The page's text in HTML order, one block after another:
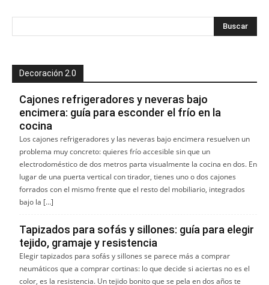
Decoración 2.0
Cajones refrigeradores y neveras bajo
encimera: guía para esconder el frío en la
cocina
Los cajones refrigeradores y las neveras bajo encimera resuelven un
problema muy concreto: quieres frío accesible sin que un
electrodoméstico de dos metros parta visualmente la cocina en dos. En
lugar de una puerta vertical con tirador, tienes uno o dos cajones
forrados con el mismo frente que el resto del mobiliario, integrados
bajo la […]
Tapizados para sofás y sillones: guía para elegir
tejido, gramaje y resistencia
Elegir tapizados para sofás y sillones se parece más a comprar
neumáticos que a comprar cortinas: lo que decide si aciertas no es el
color, es la resistencia. Un tejido bonito que se pela en dos años te